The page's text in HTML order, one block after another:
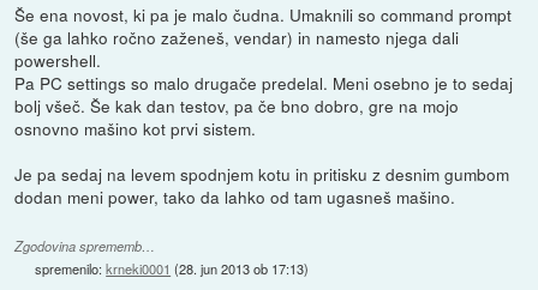
Še ena novost, ki pa je malo čudna. Umaknili so command prompt
(še ga lahko ročno zaženeš, vendar) in namesto njega dali
powershell.
Pa PC settings so malo drugače predelal. Meni osebno je to sedaj
bolj všeč. Še kak dan testov, pa če bno dobro, gre na mojo
osnovno mašino kot prvi sistem.
Je pa sedaj na levem spodnjem kotu in pritisku z desnim gumbom
dodan meni power, tako da lahko od tam ugasneš mašino.
Zgodovina sprememb…
spremenilo:krneki0001 (28. jun 2013 ob 17:13)